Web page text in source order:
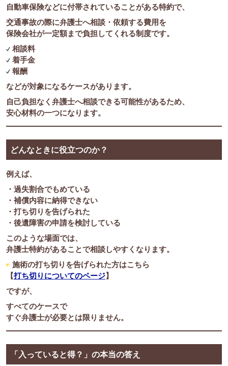
自動車保険などに付帯されていることがある特約で、
交通事故の際に弁護士へ相談・依頼する費用を
保険会社が一定額まで負担してくれる制度です。
相談料
着手金
報酬
などが対象になるケースがあります。
自己負担なく弁護士へ相談できる可能性があるため、
安心材料の一つになります。
どんなときに役立つのか？
例えば、
・過失割合でもめている
・補償内容に納得できない
・打ち切りを告げられた
・後遺障害の申請を検討している
このような場面では、
弁護士特約があることで相談しやすくなります。
施術の打ち切りを告げられた方はこちら
【打ち切りについてのページ】
ですが、
すべてのケースで
すぐ弁護士が必要とは限りません。
「入っていると得？」の本当の答え